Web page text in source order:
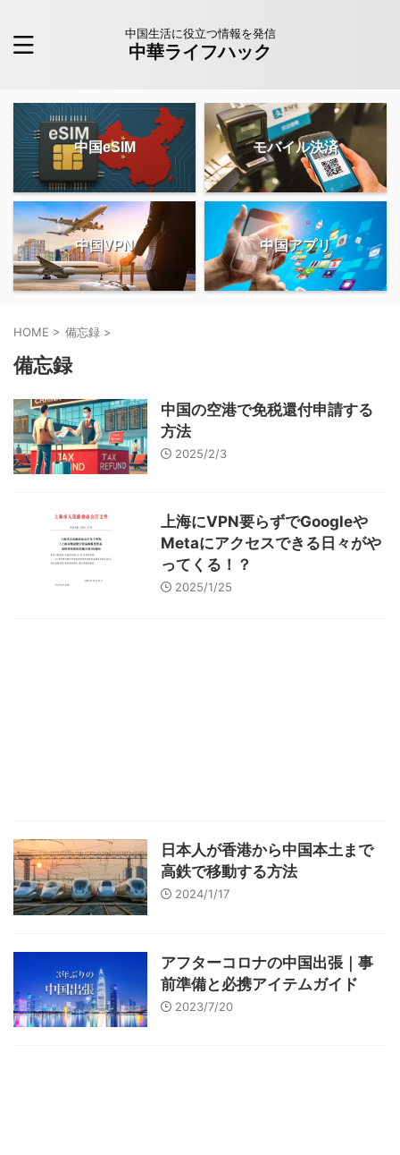
中国生活に役立つ情報を発信
中華ライフハック
中国eSIM モバイル決済
中国VPN 中国アプリ
HOME > 備忘録 >
備忘録
中国の空港で免税還付申請する
方法
2025/2/3
上海にVPN要らずでGoogleや
Metaにアクセスできる日々がや
ってくる！？
2025/1/25
日本人が香港から中国本土まで
高鉄で移動する方法
2024/1/17
アフターコロナの中国出張｜事
前準備と必携アイテムガイド
2023/7/20